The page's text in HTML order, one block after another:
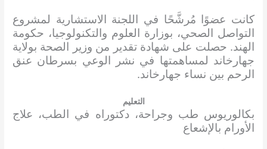
كانت عضوًا مُرشَّحًا في اللجنة الاستشارية لمشروع
التواصل الصحي، بوزارة العلوم والتكنولوجيا، حكومة
الهند. حصلت على شهادة تقدير من وزير الصحة بولاية
جهارخاند لمساهمتها في نشر الوعي بسرطان عنق
الرحم بين نساء جهارخاند.
التعليم
بكالوريوس طب وجراحة، دكتوراه في الطب، علاج
الأورام بالإشعاع